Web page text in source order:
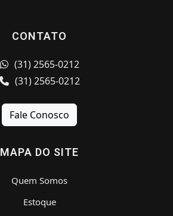
CONTATO
(31) 2565-0212
(31) 2565-0212
Fale Conosco
MAPA DO SITE
Quem Somos
Estoque